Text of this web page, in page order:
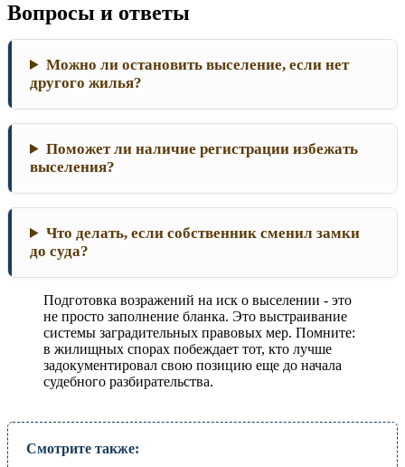
Вопросы и ответы
Можно ли остановить выселение, если нет
другого жилья?
Поможет ли наличие регистрации избежать
выселения?
Что делать, если собственник сменил замки
до суда?
Подготовка возражений на иск о выселении - это
не просто заполнение бланка. Это выстраивание
системы заградительных правовых мер. Помните:
в жилищных спорах побеждает тот, кто лучше
задокументировал свою позицию еще до начала
судебного разбирательства.
Смотрите также: